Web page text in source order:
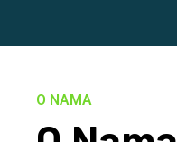
O NAMA